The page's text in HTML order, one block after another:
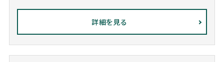
詳細を見る